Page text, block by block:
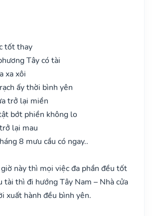
tốt thay
Tây có tài
xa xôi
ấy thời bình yên
trở lại miền
bớt phiền không lo
lại mau
8 mưu cầu có ngay..
này thì mọi việc đa phần đều tốt
tài thì đi hướng Tây Nam – Nhà cửa
xuất hành đều bình yên.